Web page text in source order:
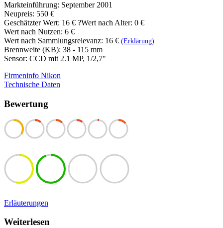
Markteinführung: September 2001
Neupreis: 550 €
Geschätzter Wert: 16 € ?Wert nach Alter: 0 €
Wert nach Nutzen: 6 €
Wert nach Sammlungsrelevanz: 16 € (Erklärung)
Brennweite (KB): 38 - 115 mm
Sensor: CCD mit 2.1 MP, 1/2,7"
Firmeninfo Nikon
Technische Daten
Bewertung
Erläuterungen
Weiterlesen